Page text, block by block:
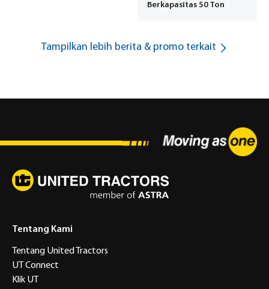
Berkapasitas 50 Ton
Tampilkan lebih berita & promo terkait
Tentang Kami
Tentang United Tractors
UT Connect
Klik UT